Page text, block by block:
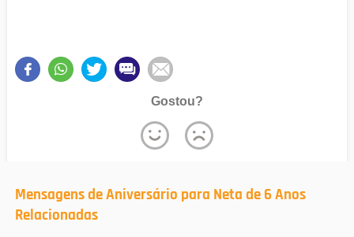
Gostou?
Mensagens de Aniversário para Neta de 6 Anos
Relacionadas